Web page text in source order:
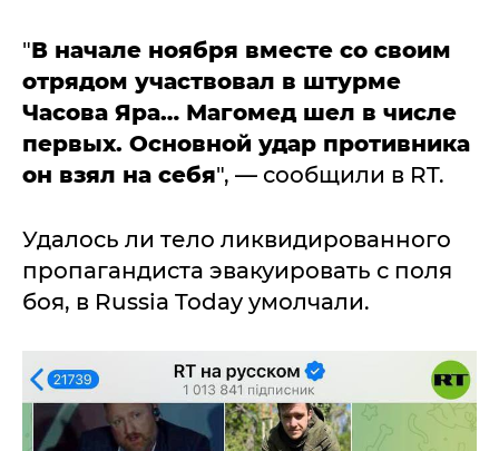
"В начале ноября вместе со своим
отрядом участвовал в штурме
Часова Яра… Магомед шел в числе
первых. Основной удар противника
он взял на себя", — сообщили в RT.
Удалось ли тело ликвидированного
пропагандиста эвакуировать с поля
боя, в Russia Today умолчали.